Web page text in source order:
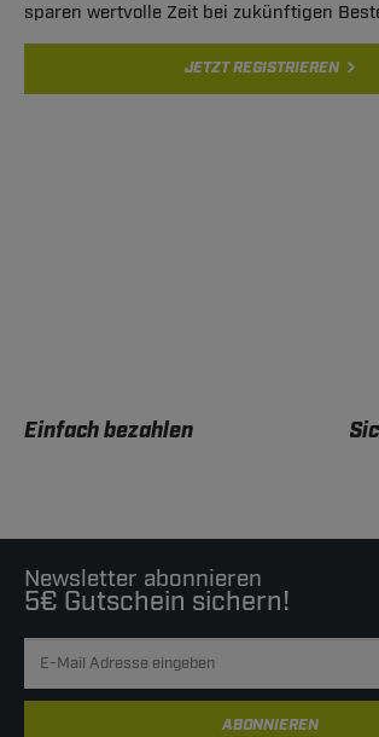
sparen wertvolle Zeit bei zukünftigen
JETZT REGISTRIEREN
Einfach bezahlen
Newsletter abonnieren
5€ Gutschein sichern!
ABONNIEREN